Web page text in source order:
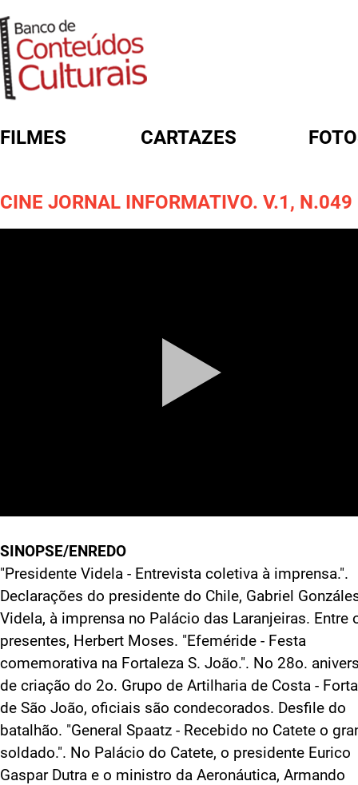
FILMES CARTAZES
CINE JORNAL INFORMATIVO. V.1, N.049
SINOPSE/ENREDO
"Presidente Videla - Entrevista coletiva à imprensa.".
Declarações do presidente do Chile, Gabriel
Videla, à imprensa no Palácio das Laranjeiras. Entre
presentes, Herbert Moses. "Efeméride - Festa
comemorativa na Fortaleza S. João.". No 28o.
de criação do 2o. Grupo de Artilharia de Costa -
de São João, oficiais são condecorados. Desfile do
batalhão. "General Spaatz - Recebido no Catete o
soldado.". No Palácio do Catete, o presidente Eurico
Gaspar Dutra e o ministro da Aeronáutica, Armando